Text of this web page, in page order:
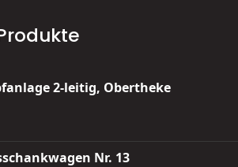
2-leitig, Obertheke
Nr. 13